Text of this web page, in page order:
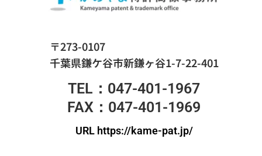
〒273-0107
千葉県鎌ケ谷市新鎌ヶ谷1-7-22-401
TEL：047-401-1967
FAX：047-401-1969
URL https://kame-pat.jp/